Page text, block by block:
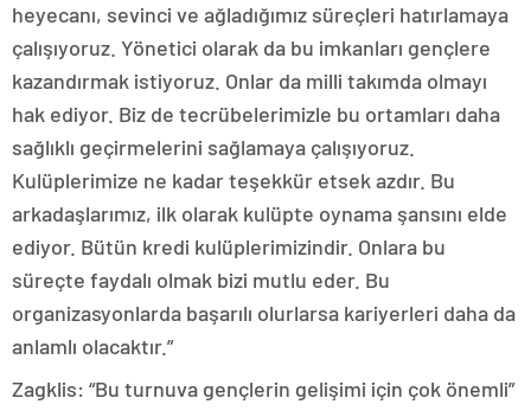
heyecanı, sevinci ve ağladığımız süreçleri hatırlamaya
çalışıyoruz. Yönetici olarak da bu imkanları gençlere
kazandırmak istiyoruz. Onlar da milli takımda olmayı
hak ediyor. Biz de tecrübelerimizle bu ortamları daha
sağlıklı geçirmelerini sağlamaya çalışıyoruz.
Kulüplerimize ne kadar teşekkür etsek azdır. Bu
arkadaşlarımız, ilk olarak kulüpte oynama şansını elde
ediyor. Bütün kredi kulüplerimizindir. Onlara bu
süreçte faydalı olmak bizi mutlu eder. Bu
organizasyonlarda başarılı olurlarsa kariyerleri daha da
anlamlı olacaktır.”
Zagklis: “Bu turnuva gençlerin gelişimi için çok önemli”